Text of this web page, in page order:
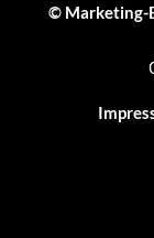
© Marketing-